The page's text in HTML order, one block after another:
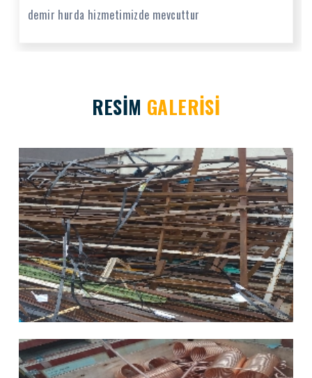
plastik hurdalarında alım satımlarını yapmaktayız
RESİM GALERİSİ